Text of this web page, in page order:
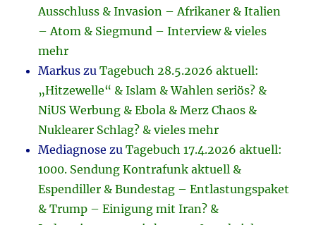
Ausschluss & Invasion – Afrikaner & Italien
– Atom & Siegmund – Interview & vieles
mehr
Markus zuTagebuch 28.5.2026 aktuell:
„Hitzewelle“ & Islam & Wahlen seriös? &
NiUS Werbung & Ebola & Merz Chaos &
Nuklearer Schlag? & vieles mehr
Mediagnose zuTagebuch 17.4.2026 aktuell:
1000. Sendung Kontrafunk aktuell &
Espendiller & Bundestag – Entlastungspaket
& Trump – Einigung mit Iran? &